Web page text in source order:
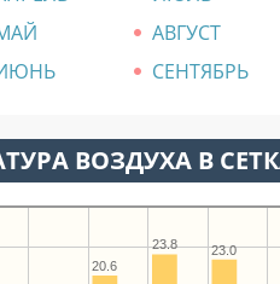
АВГУСТ
СЕНТЯБРЬ
ВОЗДУХА В
23.0
23.8
20.6